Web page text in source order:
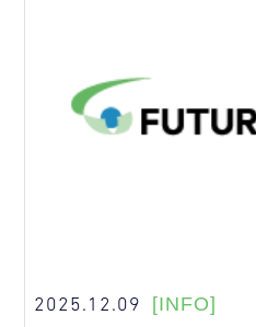
2025.12.09 [INFO]